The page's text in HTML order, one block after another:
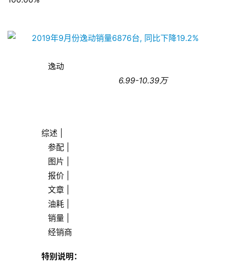
融
                逸动
                                            6.99-10.39万
综述 |
                参配 |
                图片 |
                报价 |
                文章 |
                油耗 |
                销量 |
                经销商
特别说明：